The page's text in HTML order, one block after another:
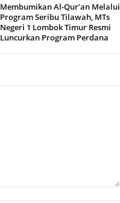
Membumikan Al-Qur’an Melalui
Program Seribu Tilawah, MTs
Negeri 1 Lombok Timur Resmi
Luncurkan Program Perdana